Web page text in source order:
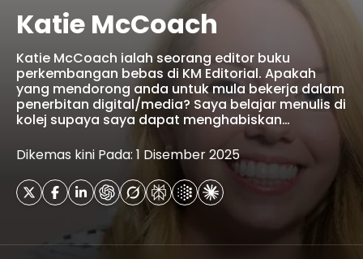
Katie McCoach
Katie McCoach ialah seorang editor buku
perkembangan bebas di KM Editorial. Apakah
yang mendorong anda untuk mula bekerja dalam
penerbitan digital/media? Saya belajar menulis di
kolej supaya saya dapat menghabiskan…
Dikemas kini Pada: 1 Disember 2025